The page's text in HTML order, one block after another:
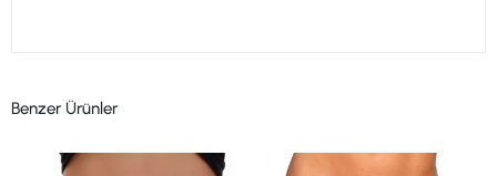
Benzer Ürünler